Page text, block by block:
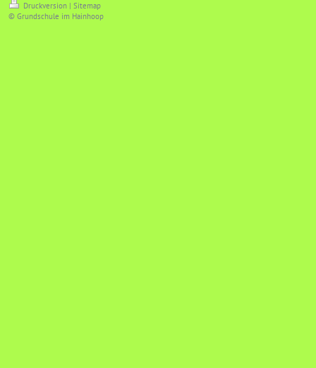
Druckversion | Sitemap
© Grundschule im Hainhoop